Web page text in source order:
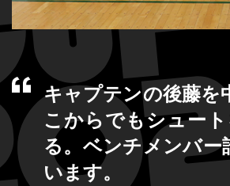
キャプテンの後藤を
こからでもシュー
る。ベンチメンバ
います。